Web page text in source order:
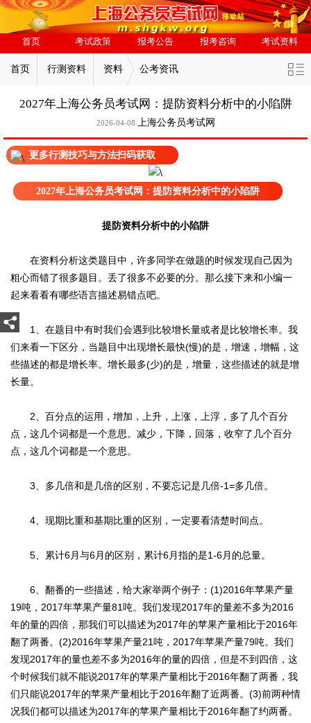
首页 考试政策 报考公告 报考咨询 考试资料
首页 行测资料 资料 公考资讯
2027年上海公务员考试网：提防资料分析中的小陷阱
2026-04-08 上海公务员考试网
更多行测技巧与方法扫码获取
2027年上海公务员考试网：提防资料分析中的小陷阱
提防资料分析中的小陷阱
在资料分析这类题目中，许多同学在做题的时候发现自己因为
粗心而错了很多题目。丢了很多不必要的分。那么接下来和小编一
起来看看有哪些语言描述易错点吧。
1、在题目中有时我们会遇到比较增长量或者是比较增长率。我
们来看一下区分，当题目中出现增长最快(慢)的是，增速，增幅，这
些描述的都是增长率。增长最多(少)的是，增量，这些描述的就是增
长量。
2、百分点的运用，增加，上升，上涨，上浮，多了几个百分
点，这几个词都是一个意思。减少，下降，回落，收窄了几个百分
点，这几个词都是一个意思。
3、多几倍和是几倍的区别，不要忘记是几倍-1=多几倍。
4、现期比重和基期比重的区别，一定要看清楚时间点。
5、累计6月与6月的区别，累计6月指的是1-6月的总量。
6、翻番的一些描述，给大家举两个例子：(1)2016年苹果产量
19吨，2017年苹果产量81吨。我们发现2017年的量差不多为2016
年的量的四倍，那我们可以描述为2017年的苹果产量相比于2016年
翻了两番。(2)2016年苹果产量21吨，2017年苹果产量79吨。我们
发现2017年的量也差不多为2016年的量的四倍，但是不到四倍，这
个时候我们就不能说2017年的苹果产量相比于2016年翻了两番，我
们只能说2017年的苹果产量相比于2016年翻了近两番。(3)前两种情
况我们都可以描述为2017年的苹果产量相比于2016年翻了约两番。